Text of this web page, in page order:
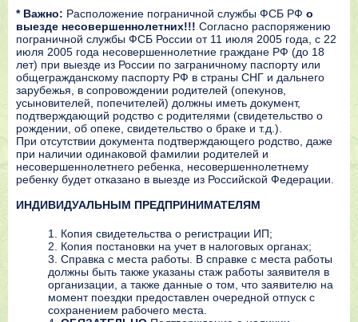
* Важно: Расположение пограничной службы ФСБ РФ о
выезде несовершеннолетних!!! Согласно распоряжению
пограничной службы ФСБ России от 11 июля 2005 года, с 22
июля 2005 года несовершеннолетние граждане РФ (до 18
лет) при выезде из России по заграничному паспорту или
общегражданскому паспорту РФ в страны СНГ и дальнего
зарубежья, в сопровождении родителей (опекунов,
усыновителей, попечителей) должны иметь документ,
подтверждающий родство с родителями (свидетельство о
рождении, об опеке, свидетельство о браке и т.д.).
При отсутствии документа подтверждающего родство, даже
при наличии одинаковой фамилии родителей и
несовершеннолетнего ребенка, несовершеннолетнему
ребенку будет отказано в выезде из Российской Федерации.
ИНДИВИДУАЛЬНЫМ ПРЕДПРИНИМАТЕЛЯМ
Копия свидетельства о регистрации ИП;
Копия постановки на учет в налоговых органах;
Справка с места работы. В справке с места работы
должны быть также указаны стаж работы заявителя в
организации, а также данные о том, что заявителю на
момент поездки предоставлен очередной отпуск с
сохранением рабочего места.